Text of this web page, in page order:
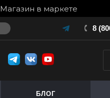
Магазин в маркете
8
БЛОГ